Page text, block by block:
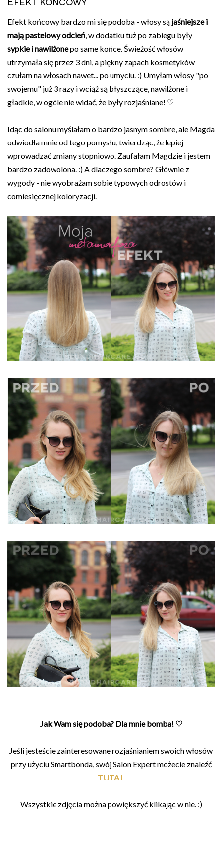
Efekt końcowy bardzo mi się podoba - włosy są jaśniejsze i
mają pastelowy odcień, w dodatku tuż po zabiegu były
sypkie i nawilżonepo same końce. Świeżość włosów
utrzymała się przez 3 dni, a piękny zapach kosmetyków
czułam na włosach nawet... po umyciu. :) Umyłam włosy "po
swojemu" już 3 razy i wciąż są błyszczące, nawilżone i
gładkie, w ogóle nie widać, że były rozjaśniane! ♡
Idąc do salonu myślałam o bardzo jasnym sombre, ale Magda
odwiodła mnie od tego pomysłu, twierdząc, że lepiej
wprowadzać zmiany stopniowo. Zaufałam Magdzie i jestem
bardzo zadowolona. :) A dlaczego sombre? Głównie z
wygody - nie wyobrażam sobie typowych odrostów i
comiesięcznej koloryzacji.
Jak Wam się podoba? Dla mnie bomba! ♡
Jeśli jesteście zainteresowane rozjaśnianiem swoich włosów
przy użyciu Smartbonda, swój Salon Expert możecie znaleźć
TUTAJ.
Wszystkie zdjęcia można powiększyć klikając w nie. :)